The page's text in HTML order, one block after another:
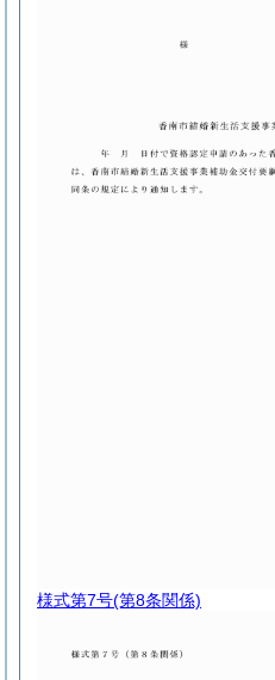
様式第7号(第8条関係)